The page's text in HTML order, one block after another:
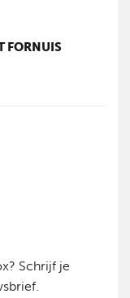
FORNUIS
Schrijf je